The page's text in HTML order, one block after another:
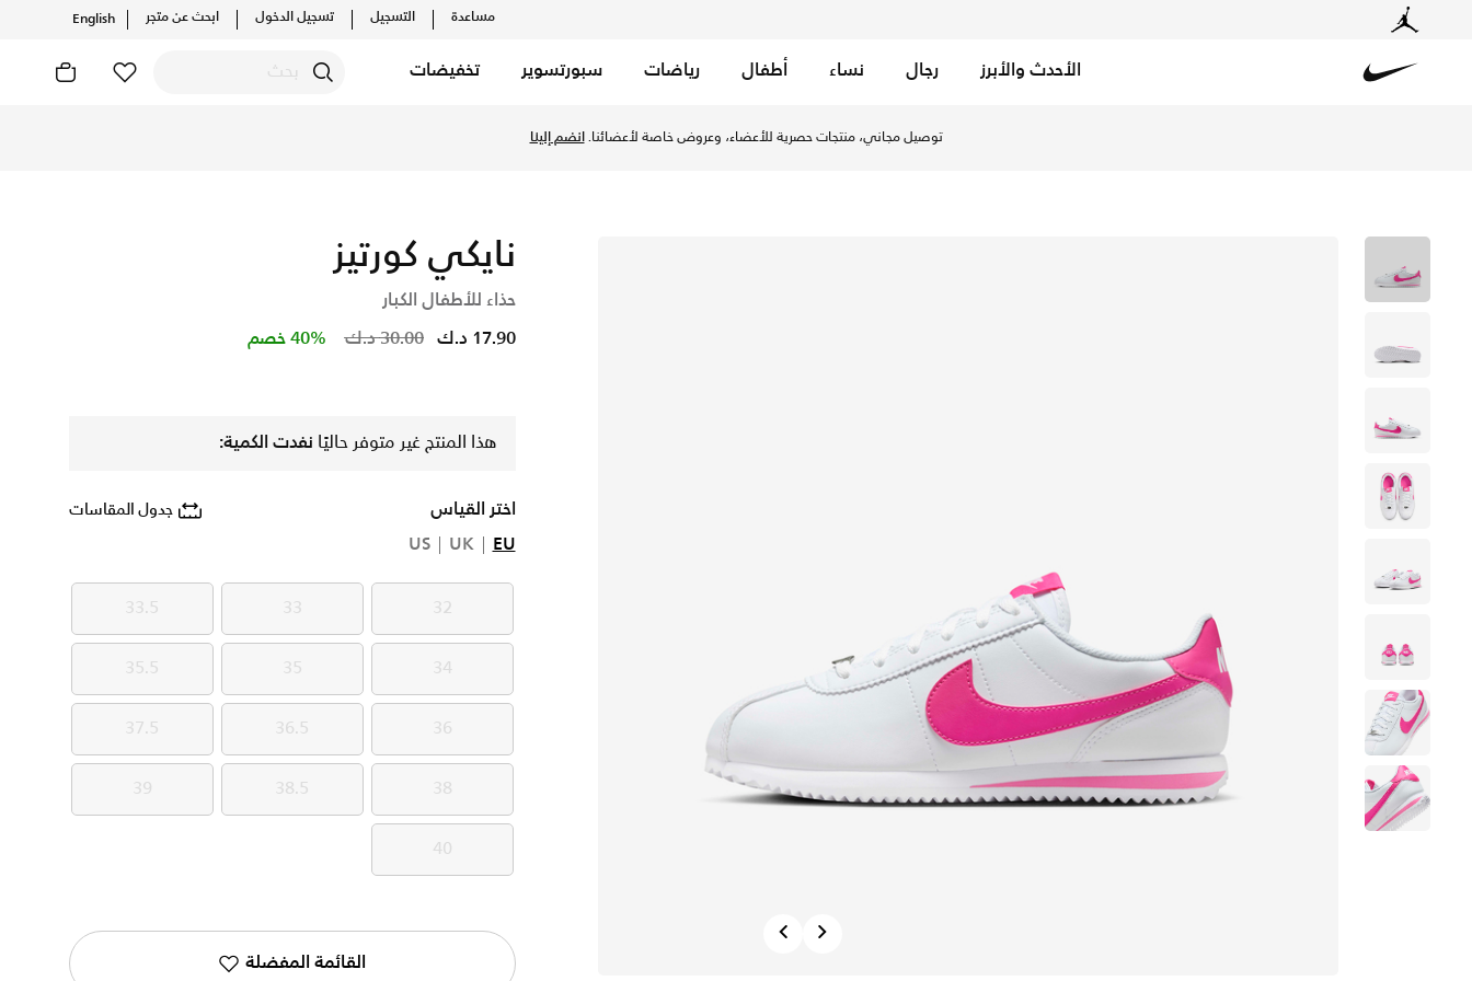
مساعدة التسجيل تسجيل الدخول ابحث عن متجر English
الأحدث والأبرز رجال نساء أطفال رياضات سبورتسوير تخفيضات
توصيل مجاني، منتجات حصرية للأعضاء، وعروض خاصة لأعضائنا.انضم إلينا
Next
نايكي كورتيز
حذاء للأطفال الكبار
Price reduced from
30.00 د.ك to 17.90 د.ك 40% خصم
هذا المنتج غير متوفر حاليًا نفدت الكمية:
اختر القياس جدول المقاسات
EU
UK
US
32
32
33
33
33.5
33.5
34
34
35
35
35.5
35.5
36
36
36.5
36.5
37.5
37.5
38
38
38.5
38.5
39
39
40
40
القائمة المفضلة